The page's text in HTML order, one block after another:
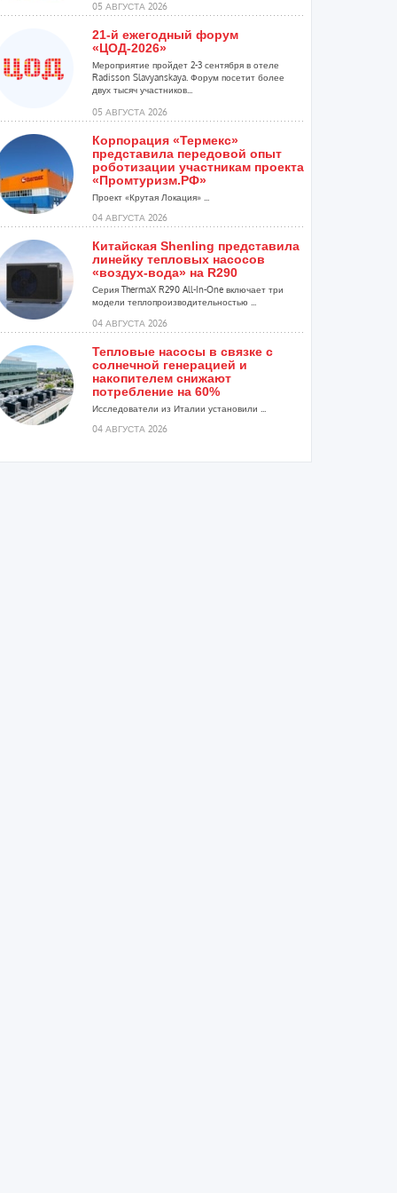
05 АВГУСТА 2026
21-й ежегодный форум
«ЦОД-2026»
Мероприятие пройдет 2-3 сентября в отеле
Radisson Slavyanskaya. Форум посетит более
двух тысяч участников...
05 АВГУСТА 2026
Корпорация «Термекс»
представила передовой опыт
роботизации участникам проекта
«Промтуризм.РФ»
Проект «Крутая Локация» ...
04 АВГУСТА 2026
Китайская Shenling представила
линейку тепловых насосов
«воздух-вода» на R290
Серия ThermaX R290 All-In-One включает три
модели теплопроизводительностью ...
04 АВГУСТА 2026
Тепловые насосы в связке с
солнечной генерацией и
накопителем снижают
потребление на 60%
Исследователи из Италии установили ...
04 АВГУСТА 2026